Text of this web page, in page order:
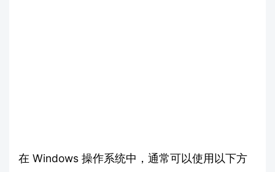
在 Windows 操作系统中，通常可以使用以下方